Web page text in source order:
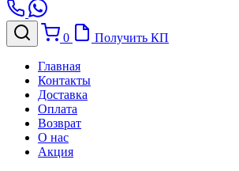
0 Получить КП
Главная
Контакты
Доставка
Оплата
Возврат
О нас
Акция